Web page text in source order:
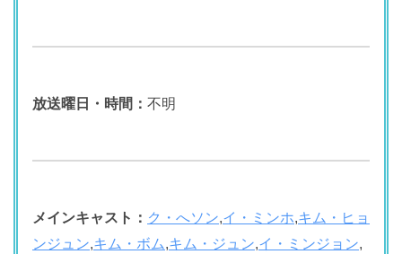
放送曜日・時間： 不明
メインキャスト： ク・へソン,イ・ミンホ,キム・ヒョ
ンジュン,キム・ボム,キム・ジュン,イ・ミンジョン,